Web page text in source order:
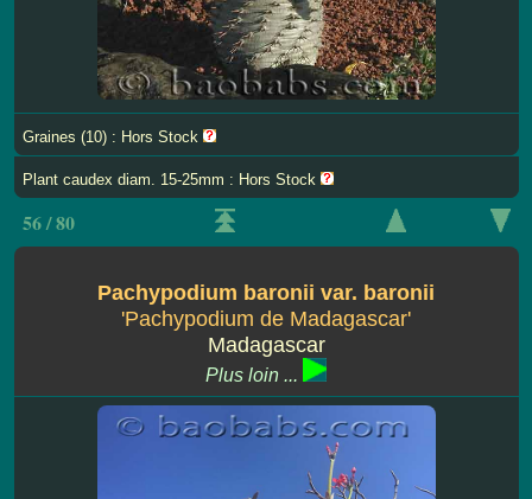
Graines (10) : Hors Stock
Plant caudex diam. 15-25mm : Hors Stock
56 / 80
Pachypodium baronii var. baronii
'Pachypodium de Madagascar'
Madagascar
Plus loin ...